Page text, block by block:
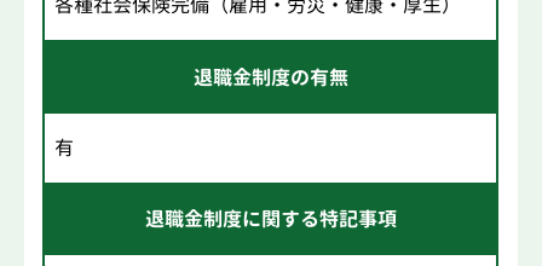
退職金制度の有無
有
退職金制度に関する特記事項